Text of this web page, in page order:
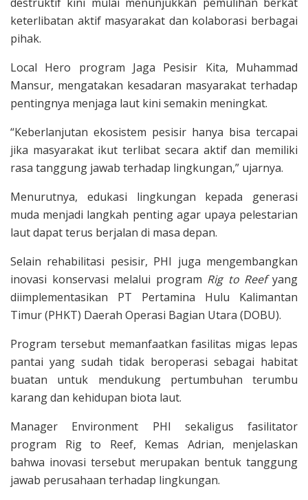
keterlibatan aktif masyarakat dan kolaborasi berbagai
pihak.
Local Hero program Jaga Pesisir Kita, Muhammad
Mansur, mengatakan kesadaran masyarakat terhadap
pentingnya menjaga laut kini semakin meningkat.
“Keberlanjutan ekosistem pesisir hanya bisa tercapai
jika masyarakat ikut terlibat secara aktif dan memiliki
rasa tanggung jawab terhadap lingkungan,” ujarnya.
Menurutnya, edukasi lingkungan kepada generasi
muda menjadi langkah penting agar upaya pelestarian
laut dapat terus berjalan di masa depan.
Selain rehabilitasi pesisir, PHI juga mengembangkan
inovasi konservasi melalui program Rig to Reefyang
diimplementasikan PT Pertamina Hulu Kalimantan
Timur (PHKT) Daerah Operasi Bagian Utara (DOBU).
Program tersebut memanfaatkan fasilitas migas lepas
pantai yang sudah tidak beroperasi sebagai habitat
buatan untuk mendukung pertumbuhan terumbu
karang dan kehidupan biota laut.
Manager Environment PHI sekaligus fasilitator
program Rig to Reef, Kemas Adrian, menjelaskan
bahwa inovasi tersebut merupakan bentuk tanggung
jawab perusahaan terhadap lingkungan.